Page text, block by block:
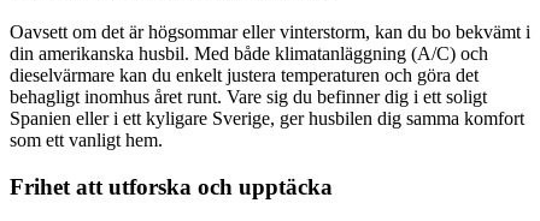
Oavsett om det är högsommar eller vinterstorm, kan du bo bekvämt i
din amerikanska husbil. Med både klimatanläggning (A/C) och
dieselvärmare kan du enkelt justera temperaturen och göra det
behagligt inomhus året runt. Vare sig du befinner dig i ett soligt
Spanien eller i ett kyligare Sverige, ger husbilen dig samma komfort
som ett vanligt hem.
Frihet att utforska och upptäcka